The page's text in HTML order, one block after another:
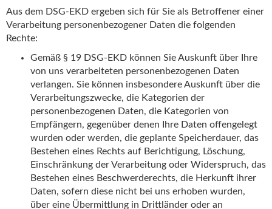
Aus dem DSG-EKD ergeben sich für Sie als Betroffener einer
Verarbeitung personenbezogener Daten die folgenden
Rechte:
Gemäß § 19 DSG-EKD können Sie Auskunft über Ihre
von uns verarbeiteten personenbezogenen Daten
verlangen. Sie können insbesondere Auskunft über die
Verarbeitungszwecke, die Kategorien der
personenbezogenen Daten, die Kategorien von
Empfängern, gegenüber denen Ihre Daten offengelegt
wurden oder werden, die geplante Speicherdauer, das
Bestehen eines Rechts auf Berichtigung, Löschung,
Einschränkung der Verarbeitung oder Widerspruch, das
Bestehen eines Beschwerderechts, die Herkunft ihrer
Daten, sofern diese nicht bei uns erhoben wurden,
über eine Übermittlung in Drittländer oder an